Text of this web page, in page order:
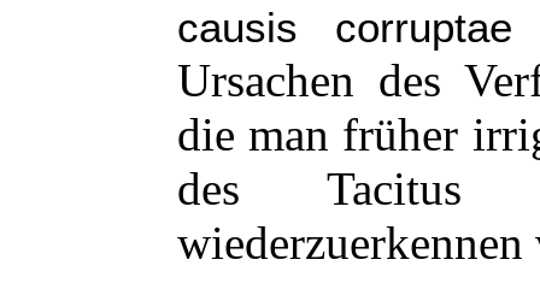
causis corruptae
Ursachen des
die man früher
des Tacitus